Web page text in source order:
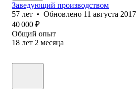
Заведующий производством
57 лет • Обновлено 11 августа 2017
40 000 ₽
Общий опыт
18 лет 2 месяца